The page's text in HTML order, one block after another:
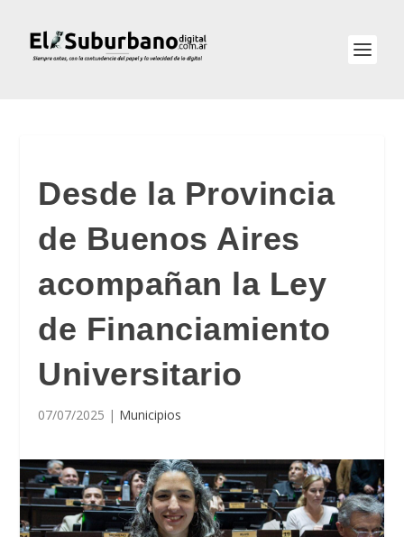
Desde la Provincia
de Buenos Aires
acompañan la Ley
de Financiamiento
Universitario
07/07/2025 | Municipios